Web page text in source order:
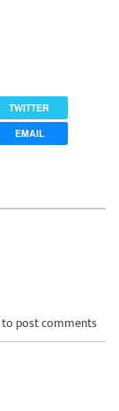
TWITTER
EMAIL
to post comments